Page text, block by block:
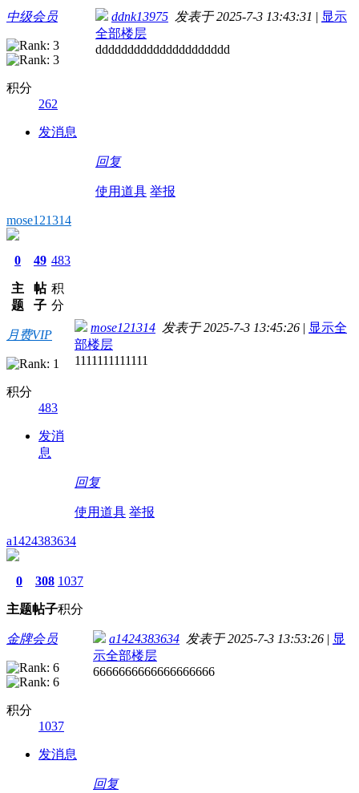
中级会员
积分
262
发消息
ddnk13975 发表于 2025-7-3 13:43:31 | 显示
全部楼层
ddddddddddddddddddddd
回复
使用道具 举报
mose121314
0
主
题
49
帖
子
483
积
分
月费VIP
积分
483
发消
息
mose121314 发表于 2025-7-3 13:45:26 | 显示全
部楼层
1111111111111
回复
使用道具 举报
a1424383634
0
主题
308
帖子
1037
积分
金牌会员
积分
1037
发消息
a1424383634 发表于 2025-7-3 13:53:26 | 显
示全部楼层
6666666666666666666
回复